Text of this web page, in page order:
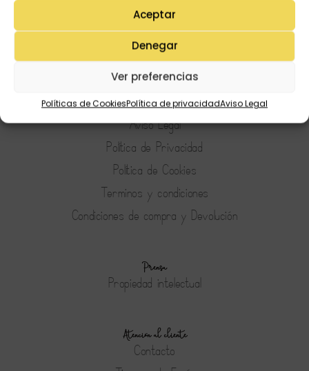
Aceptar
Denegar
Ver preferencias
Políticas de CookiesPolítica de privacidadAviso Legal
Descargas
Estado de mi pedido
Preguntas Frecuentes
Tienda
Aviso Legal
Política de Privacidad
Política de Cookies
Terminos y condiciones
Condiciones de compra y Devolución
Prensa
Propiedad intelectual
Atención al cliente
Contacto